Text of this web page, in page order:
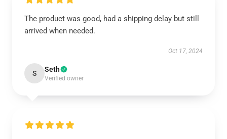
The product was good, had a shipping delay but still
arrived when needed.
Oct 17, 2024
S Seth
Verified owner